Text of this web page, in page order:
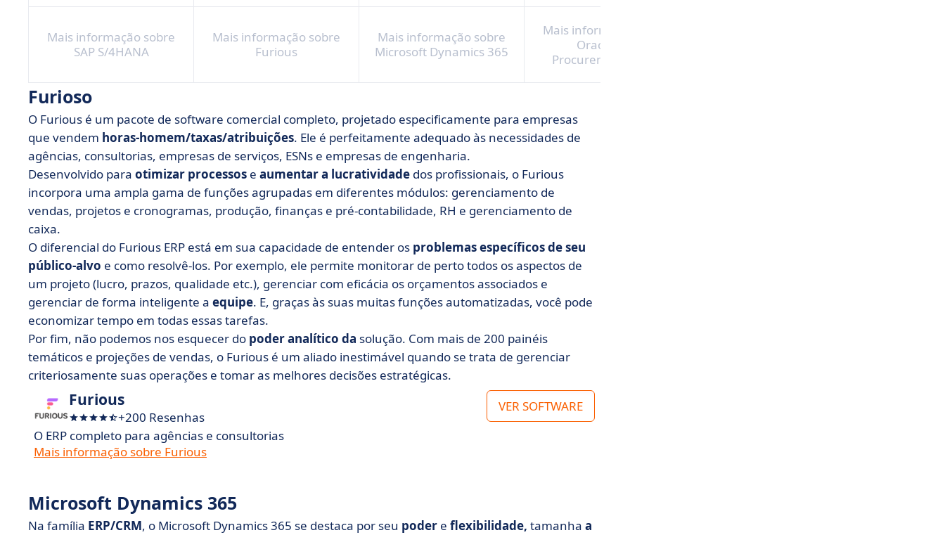
Mais informação sobre
SAP S/4HANA
Mais informação sobre
Furious
Mais informação sobre
Microsoft Dynamics 365
Mais informação sobre
Oracle ERP
Procurement Cloud
Furioso
O Furious é um pacote de software comercial completo, projetado especificamente para empresas
que vendem horas-homem/taxas/atribuições. Ele é perfeitamente adequado às necessidades de
agências, consultorias, empresas de serviços, ESNs e empresas de engenharia.
Desenvolvido para otimizar processos e aumentar a lucratividade dos profissionais, o Furious
incorpora uma ampla gama de funções agrupadas em diferentes módulos: gerenciamento de
vendas, projetos e cronogramas, produção, finanças e pré-contabilidade, RH e gerenciamento de
caixa.
O diferencial do Furious ERP está em sua capacidade de entender os problemas específicos de seu
público-alvo e como resolvê-los. Por exemplo, ele permite monitorar de perto todos os aspectos de
um projeto (lucro, prazos, qualidade etc.), gerenciar com eficácia os orçamentos associados e
gerenciar de forma inteligente a equipe. E, graças às suas muitas funções automatizadas, você pode
economizar tempo em todas essas tarefas.
Por fim, não podemos nos esquecer do poder analítico da solução. Com mais de 200 painéis
temáticos e projeções de vendas, o Furious é um aliado inestimável quando se trata de gerenciar
criteriosamente suas operações e tomar as melhores decisões estratégicas.
Furious
+200 Resenhas
VER SOFTWARE
O ERP completo para agências e consultorias
Mais informação sobre Furious
Microsoft Dynamics 365
Na família ERP/CRM, o Microsoft Dynamics 365 se destaca por seu poder e flexibilidade, tamanha a